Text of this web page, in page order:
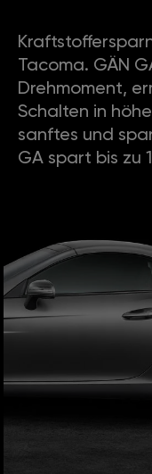
Tacoma. GÄN
Drehmoment,
Schalten in
sanftes und
GA spart bis zu